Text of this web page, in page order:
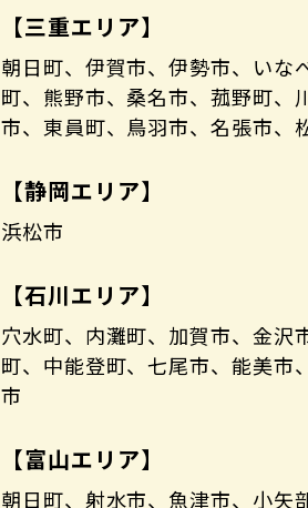
【三重エリア】
朝日町、伊賀市、伊勢市、いな
町、熊野市、桑名市、菰野町、
市、東員町、鳥羽市、名張市、
【静岡エリア】
浜松市
【石川エリア】
穴水町、内灘町、加賀市、金沢
町、中能登町、七尾市、能美市
市
【富山エリア】
朝日町、射水市、魚津市、小矢